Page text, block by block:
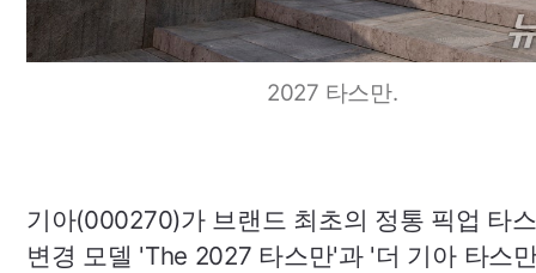
2027 타스만.
기아(000270)가 브랜드 최초의 정통 픽업 타
변경 모델 'The 2027 타스만'과 '더 기아 타스